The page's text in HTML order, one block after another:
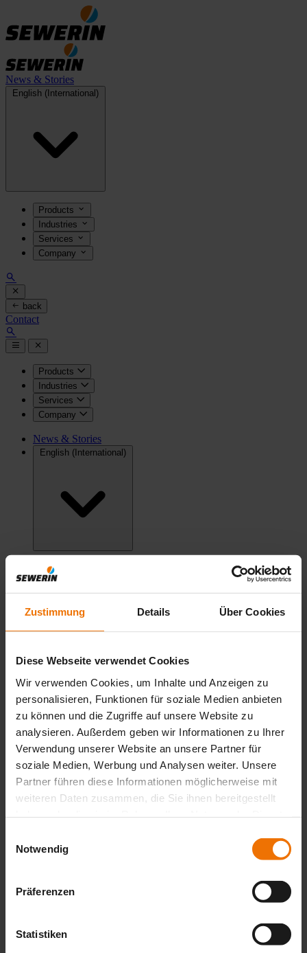
Zustimmung Details Über Cookies
Diese Webseite verwendet Cookies
Wir verwenden Cookies, um Inhalte und Anzeigen zu
personalisieren, Funktionen für soziale Medien anbieten
zu können und die Zugriffe auf unsere Website zu
analysieren. Außerdem geben wir Informationen zu Ihrer
Verwendung unserer Website an unsere Partner für
soziale Medien, Werbung und Analysen weiter. Unsere
Partner führen diese Informationen möglicherweise mit
weiteren Daten zusammen, die Sie ihnen bereitgestellt
Notwendig
Präferenzen
Statistiken
News & Stories
English (International)
Products
Industries
Services
Company
back
Contact
Products
Industries
Services
Company
News & Stories
English (International)
back
Home News & Stories News
Finding leaks for
installers and service technicians
Finding leaks for installers and
service technicians
It was specially developed to identify leaks in exposed gas pipes.
With this handy device, technicians can precisely detect gas leaks by
tracing joints on pipes, fittings, flanges and screw connections. The
SNOOPER mini H2 is also ideal for detecting leaks on exposed gas
pipes in buildings and for testing concealed pipes at gas outlets and
house entries.